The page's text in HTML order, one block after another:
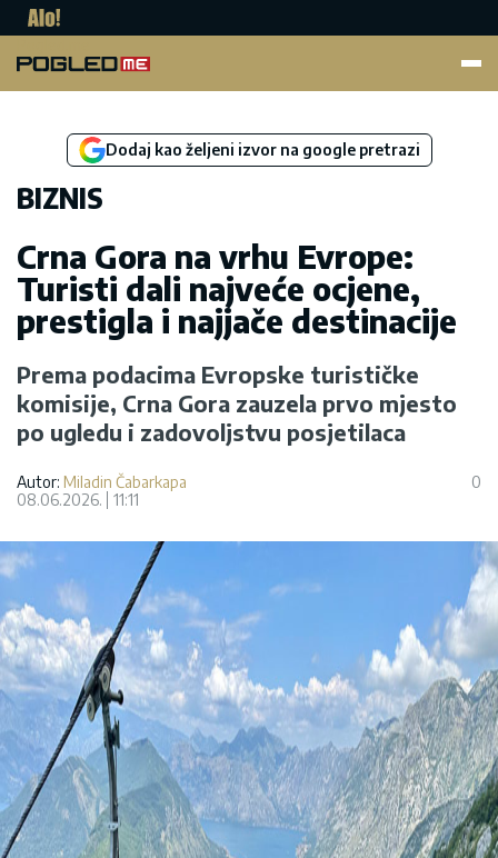
Dodaj kao željeni izvor na google pretrazi
BIZNIS
Crna Gora na vrhu Evrope:
Turisti dali najveće ocjene,
prestigla i najjače destinacije
Prema podacima Evropske turističke
komisije, Crna Gora zauzela prvo mjesto
po ugledu i zadovoljstvu posjetilaca
Autor: Miladin Čabarkapa
08.06.2026.
11:11
0